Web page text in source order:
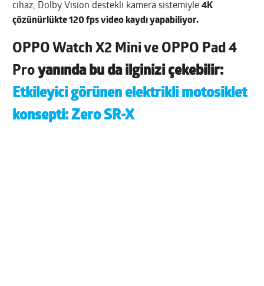
cihaz, Dolby Vision destekli kamera sistemiyle4K
çözünürlükte 120 fps video kaydı yapabiliyor.
OPPO Watch X2 Mini ve OPPO Pad 4
Proyanında bu da ilginizi çekebilir:
Etkileyici görünen elektrikli motosiklet
konsepti: Zero SR-X